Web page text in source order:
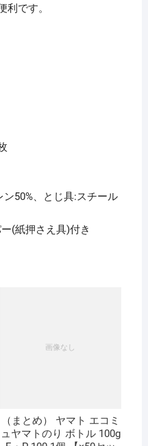
利です。
50%、とじ具:スチール
(紙押さえ具)付き
（まとめ） ヤマト エコミ
ュヤマトのり ボトル 100g